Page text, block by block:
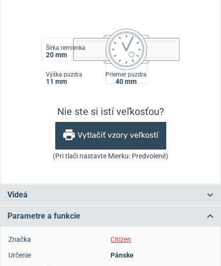
Šírka remienka
20 mm
Výška puzdra
11 mm
Priemer puzdra
40 mm
Nie ste si istí veľkosťou?
Vytlačiť vzory veľkostí
(Pri tlači nastavte Mierku: Predvolené)
Videá
Parametre a funkcie
Značka
Citizen
Určenie
Pánske